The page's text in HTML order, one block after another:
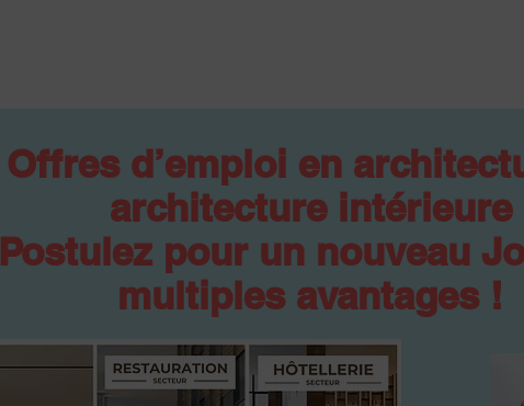
Offres d’emploi en
architecture intérieure
Postulez pour un nouveau
multiples avantages !